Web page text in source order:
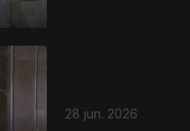
28 jun. 2026